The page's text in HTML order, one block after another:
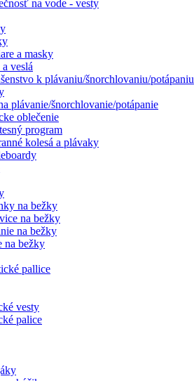
na vode - vesty
a masky
veslá
k plávaniu/šnorchlovaniu/potápaniu
plávanie/šnorchlovanie/potápanie
oblečenie
program
kolesá a plávaky
na bežky
na bežky
na bežky
na bežky
pallice
vesty
palice